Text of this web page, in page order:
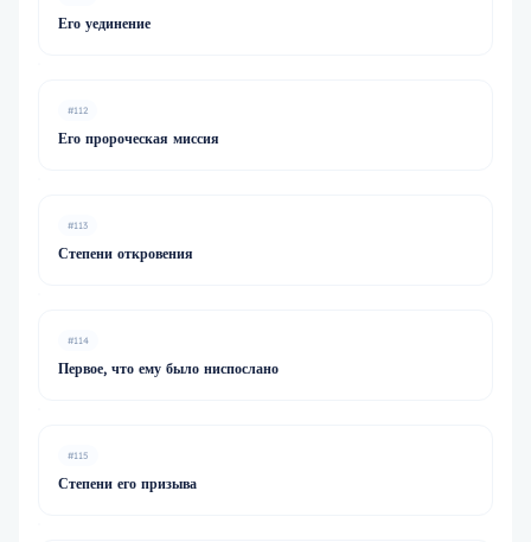
Его уединение
#112
Его пророческая миссия
#113
Степени откровения
#114
Первое, что ему было ниспослано
#115
Степени его призыва